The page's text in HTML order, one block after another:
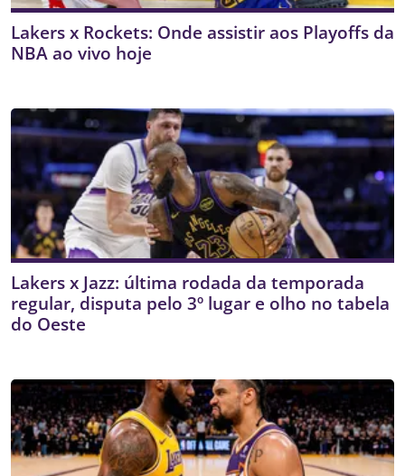
Lakers x Rockets: Onde assistir aos Playoffs da
NBA ao vivo hoje
Lakers x Jazz: última rodada da temporada
regular, disputa pelo 3º lugar e olho no tabela
do Oeste